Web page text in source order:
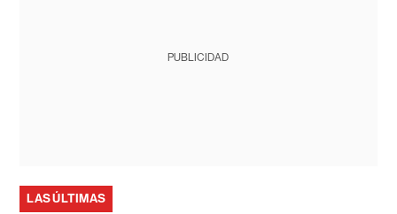
PUBLICIDAD
LAS ÚLTIMAS